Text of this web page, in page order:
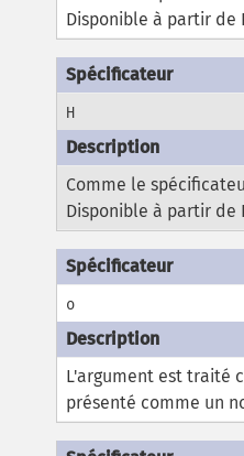
Disponible à partir de
H
Comme le
Disponible à partir de
o
L'argument est traité
présenté comme un